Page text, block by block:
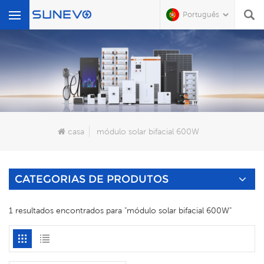
Português
O Que Você Está Procurando?
casa módulo solar bifacial 600W
CATEGORIAS DE PRODUTOS
1 resultados encontrados para "módulo solar bifacial 600W"